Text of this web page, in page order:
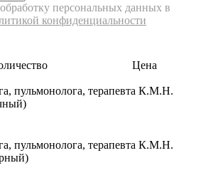
персональных данных в
конфиденциальности
Цена
пульмонолога, терапевта К.М.Н.
пульмонолога, терапевта К.М.Н.